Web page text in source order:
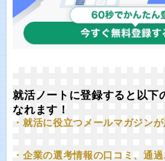
就活ノートに登録すると以下
なれます！
・就活に役立つメールマガジンが
・企業の選考情報の口コミ、通